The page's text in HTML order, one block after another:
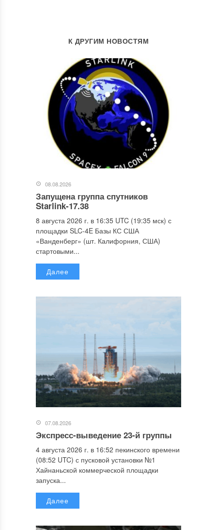
К ДРУГИМ НОВОСТЯМ
08.08.2026
Запущена группа спутников
Starlink-17.38
8 августа 2026 г. в 16:35 UTC (19:35 мск) с
площадки SLC-4E Базы КС США
«Ванденберг» (шт. Калифорния, США)
стартовыми...
Далее
07.08.2026
Экспресс-выведение 23-й группы
4 августа 2026 г. в 16:52 пекинского времени
(08:52 UTC) с пусковой установки №1
Хайнаньской коммерческой площадки
запуска...
Далее